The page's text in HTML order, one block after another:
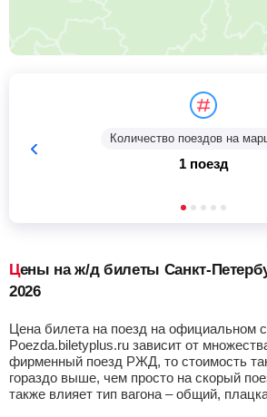
Количество поездов на
1 поезд
Цены на ж/д билеты Санкт-Петербург – Севастополь
2026
Цена билета на поезд на официальном
Poezda.biletyplus.ru зависит от
фирменный поезд РЖД, то стоимость
гораздо выше, чем просто на скорый
также влияет тип вагона – общий,